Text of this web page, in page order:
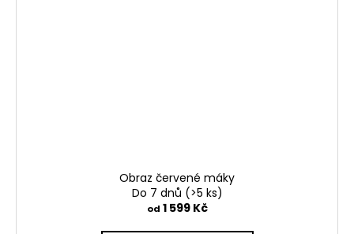
Obraz červené máky
Do 7 dnů (>5 ks)
od 1 599 Kč